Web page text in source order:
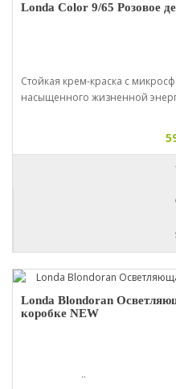
Londa Color 9/65 Розовое
Стойкая крем-краска с
насыщенного жизненной
Londa Blondoran
коробке NEW
..